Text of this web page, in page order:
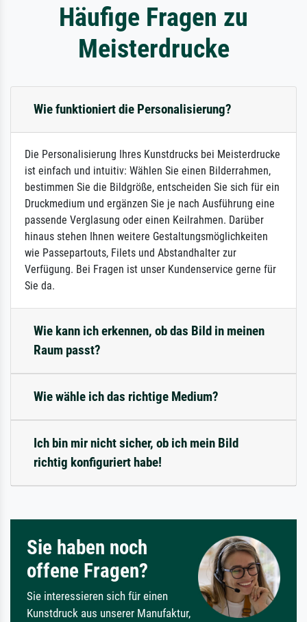
Häufige Fragen zu
Meisterdrucke
Wie funktioniert die Personalisierung?
Die Personalisierung Ihres Kunstdrucks bei Meisterdrucke
ist einfach und intuitiv: Wählen Sie einen Bilderrahmen,
bestimmen Sie die Bildgröße, entscheiden Sie sich für ein
Druckmedium und ergänzen Sie je nach Ausführung eine
passende Verglasung oder einen Keilrahmen. Darüber
hinaus stehen Ihnen weitere Gestaltungsmöglichkeiten
wie Passepartouts, Filets und Abstandhalter zur
Verfügung. Bei Fragen ist unser Kundenservice gerne für
Sie da.
Wie kann ich erkennen, ob das Bild in meinen
Raum passt?
Wie wähle ich das richtige Medium?
Ich bin mir nicht sicher, ob ich mein Bild
richtig konfiguriert habe!
Sie haben noch
offene Fragen?
Sie interessieren sich für einen
Kunstdruck aus unserer Manufaktur,